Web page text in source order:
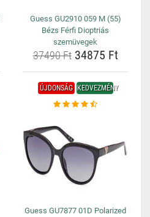
Guess GU2910 059 M (55)
Bézs Férfi Dioptriás
szemüvegek
37490 Ft34875 Ft
ÚJDONSÁG KEDVEZMÉNY
Guess GU7877 01D Polarized